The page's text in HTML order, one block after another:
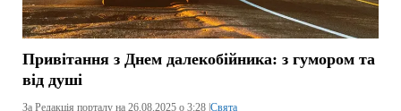
Привітання з Днем далекобійника: з гумором та
від душі
За Редакція порталу на 26.08.2025 о 3:28 | Свята